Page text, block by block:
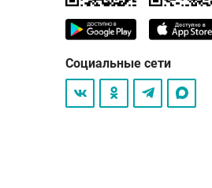
Социальные сети